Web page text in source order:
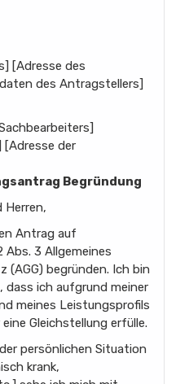
[Adresse des
des Antragstellers]
der
Begründung
Herren,
Antrag auf
Abs. 3 Allgemeines
(AGG) begründen. Ich bin
ich aufgrund meiner
meines Leistungsprofils
Gleichstellung erfülle.
persönlichen Situation
krank,